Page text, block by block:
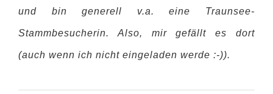
und bin generell v.a. eine Traunsee-
Stammbesucherin. Also, mir gefällt es dort
(auch wenn ich nicht eingeladen werde :-)).